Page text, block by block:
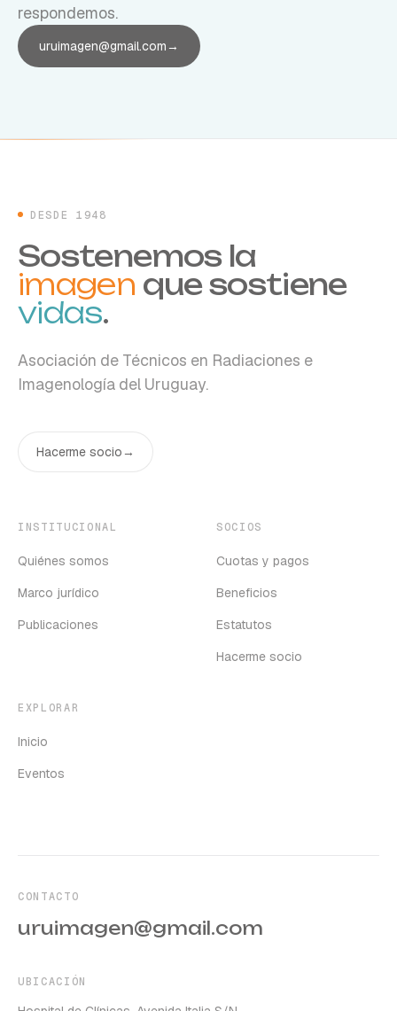
respondemos.
uruimagen@gmail.com →
DESDE 1948
Sostenemos la
imagen que sostiene
vidas.
Asociación de Técnicos en Radiaciones e
Imagenología del Uruguay.
Hacerme socio →
INSTITUCIONAL
Quiénes somos
Marco jurídico
Publicaciones
SOCIOS
Cuotas y pagos
Beneficios
Estatutos
Hacerme socio
EXPLORAR
Inicio
Eventos
CONTACTO
uruimagen@gmail.com
UBICACIÓN